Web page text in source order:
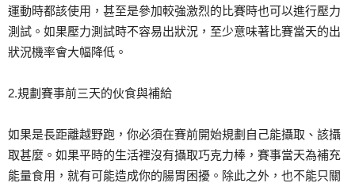
運動時都該使用，甚至是參加較強激烈的比賽時也可以進行壓力
測試。如果壓力測試時不容易出狀況，至少意味著比賽當天的出
狀況機率會大幅降低。
2.規劃賽事前三天的伙食與補給
如果是長距離越野跑，你必須在賽前開始規劃自己能攝取、該攝
取甚麼。如果平時的生活裡沒有攝取巧克力棒，賽事當天為補充
能量食用，就有可能造成你的腸胃困擾。除此之外，也不能只關